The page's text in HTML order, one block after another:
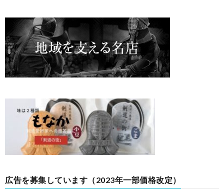
広告を募集しています（2023年一部価格改定）